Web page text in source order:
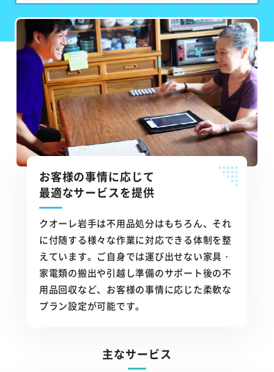
お客様の事情に応じて
最適なサービスを提供
クオーレ岩手は不用品処分はもちろん、それ
に付随する様々な作業に対応できる体制を整
えています。ご自身では運び出せない家具・
家電類の搬出や引越し準備のサポート後の不
用品回収など、お客様の事情に応じた柔軟な
プラン設定が可能です。
主なサービス